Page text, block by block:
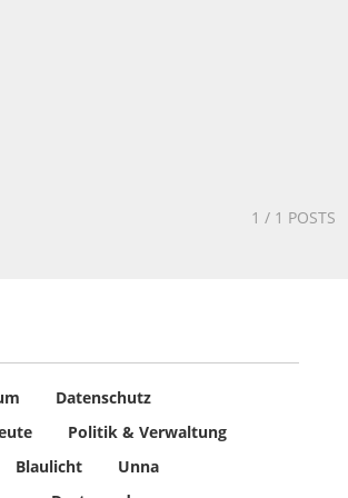
1 / 1 POSTS
Datenschutz
Politik & Verwaltung
Blaulicht
Unna